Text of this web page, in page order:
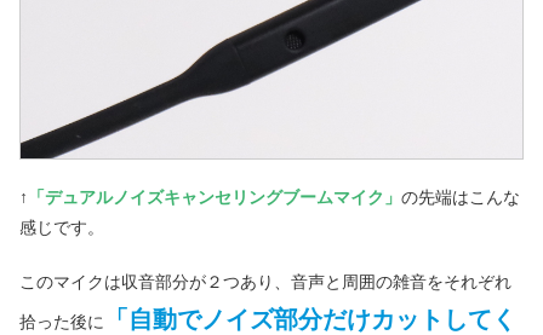
↑ 「デュアルノイズキャンセリングブームマイク」 の先端はこんな
感じです。
このマイクは収音部分が２つあり、音声と周囲の雑音をそれぞれ
拾った後に
「自動でノイズ部分だけカットしてく